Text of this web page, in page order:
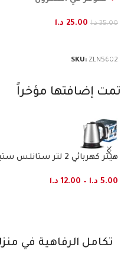
35.00 د.ا 25.00 د.ا
SKU: ZLN5602
تمت إضافتها مؤخراً
هيتر كهربائي 2 لتر ستانلس ستيل، فلوريا
5.00 د.ا –
12.00 د.ا
تكامل الرفاهية في